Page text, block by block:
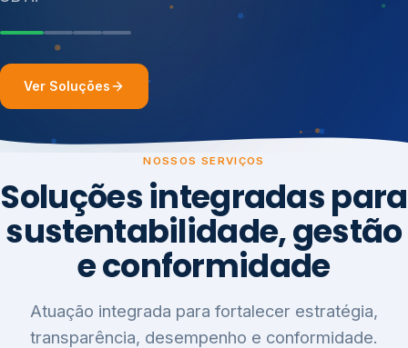
Ver Soluções
NOSSOS SERVIÇOS
Soluções integradas para
sustentabilidade, gestão
e conformidade
Atuação integrada para fortalecer estratégia,
transparência, desempenho e conformidade.